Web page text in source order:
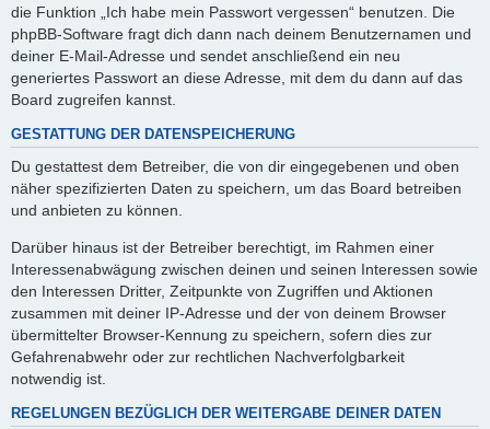
die Funktion „Ich habe mein Passwort vergessen“ benutzen. Die
phpBB-Software fragt dich dann nach deinem Benutzernamen und
deiner E-Mail-Adresse und sendet anschließend ein neu
generiertes Passwort an diese Adresse, mit dem du dann auf das
Board zugreifen kannst.
GESTATTUNG DER DATENSPEICHERUNG
Du gestattest dem Betreiber, die von dir eingegebenen und oben
näher spezifizierten Daten zu speichern, um das Board betreiben
und anbieten zu können.
Darüber hinaus ist der Betreiber berechtigt, im Rahmen einer
Interessenabwägung zwischen deinen und seinen Interessen sowie
den Interessen Dritter, Zeitpunkte von Zugriffen und Aktionen
zusammen mit deiner IP-Adresse und der von deinem Browser
übermittelter Browser-Kennung zu speichern, sofern dies zur
Gefahrenabwehr oder zur rechtlichen Nachverfolgbarkeit
notwendig ist.
REGELUNGEN BEZÜGLICH DER WEITERGABE DEINER DATEN